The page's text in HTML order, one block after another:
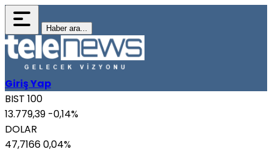
Haber ara...
Giriş Yap
BIST 100
13.779,39 -0,14%
DOLAR
47,71660,04%